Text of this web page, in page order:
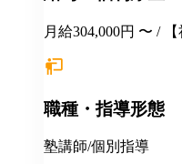
月給304,000円 〜 / 【社会保険】 健康保険、厚生年金保
報奨金制度 交通費支
断 長短貸付 再雇用制度 永年
住宅手当月1万円一
職種・指導形態
塾講師/個別指導